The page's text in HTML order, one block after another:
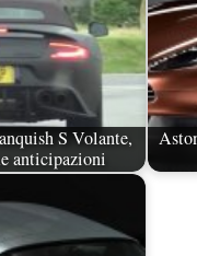
S Volante,
anticipazioni